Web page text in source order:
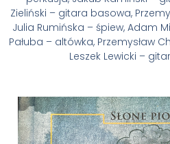
Zieliński – gitara basowa,
Julia Rumińska – śpiew, Adam
Pałuba – altówka, Przemysław
Leszek Lewicki –